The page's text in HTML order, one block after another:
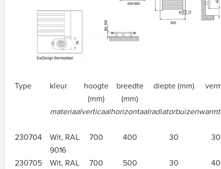
Type kleur
hoogte
(mm)
breedte
(mm)
diepte (mm)
materiaalverticaalhorizontaalradiatorbuizen
230704
Wit, RAL
9016
700 400 30
230705
Wit, RAL
700 500 30